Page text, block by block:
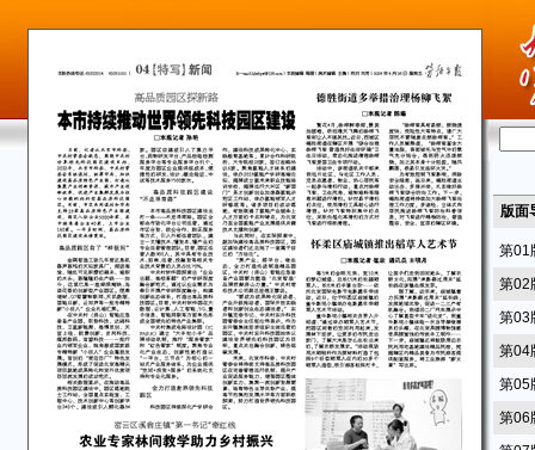
版面
第01
第02
第03
第04
第05
第06